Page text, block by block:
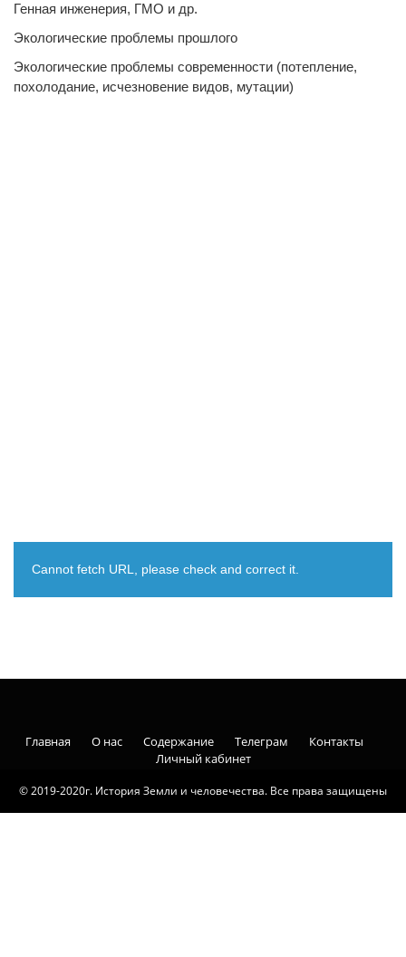
Генная инженерия, ГМО и др.
Экологические проблемы прошлого
Экологические проблемы современности (потепление,
похолодание, исчезновение видов, мутации)
Cannot fetch URL, please check and correct it.
© 2019-2020г. История Земли и человечества. Все права защищены
Главная О нас Содержание Телеграм
Контакты
Личный кабинет